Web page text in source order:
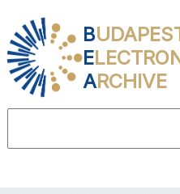
B
E
ARCHIVE